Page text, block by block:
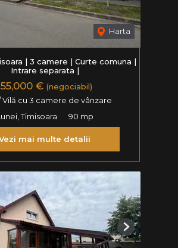
Harta
| 3 camere | Curte comuna |
Intrare separata |
€ (negociabil)
Vilă cu 3 camere de vânzare
Timisoara
90 mp
mai multe detalii
Next